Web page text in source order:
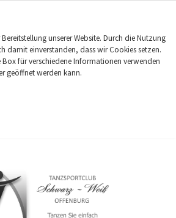
unserer Website. Durch die Nutzung
damit einverstanden, dass wir Cookies setzen.
für verschiedene Informationen verwenden
geöffnet werden kann.